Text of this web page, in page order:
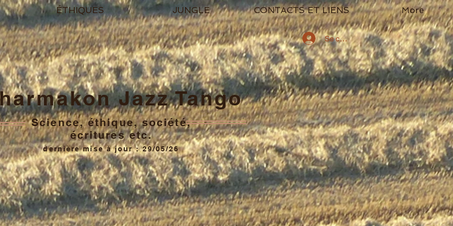
Jazz Tango
Science, éthique, société,
écritures etc.
dernière mise à jour : 29/05/26
ÉTHIQUES JUNGLE CONTACTS ET LIENS More
Se connecter